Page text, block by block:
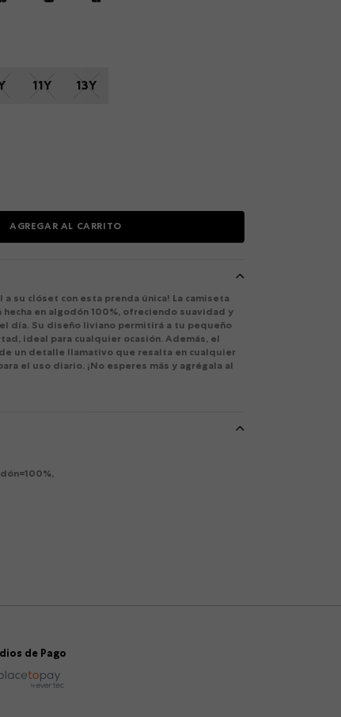
11Y 13Y
AGREGAR AL CARRITO
a su clóset con esta prenda única! La camiseta
en algodón 100%, ofreciendo suavidad y
día. Su diseño liviano permitirá a tu pequeño
ideal para cualquier ocasión. Además, el
un detalle llamativo que resalta en cualquier
el uso diario. ¡No esperes más y agrégala al
de Pago